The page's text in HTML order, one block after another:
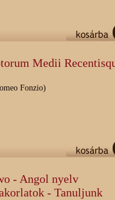
Medii
Fonzio)
- Angol nyelv
- Tanuljunk